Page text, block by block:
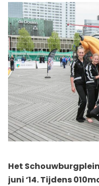
Het
juni ‘14. Tijdens